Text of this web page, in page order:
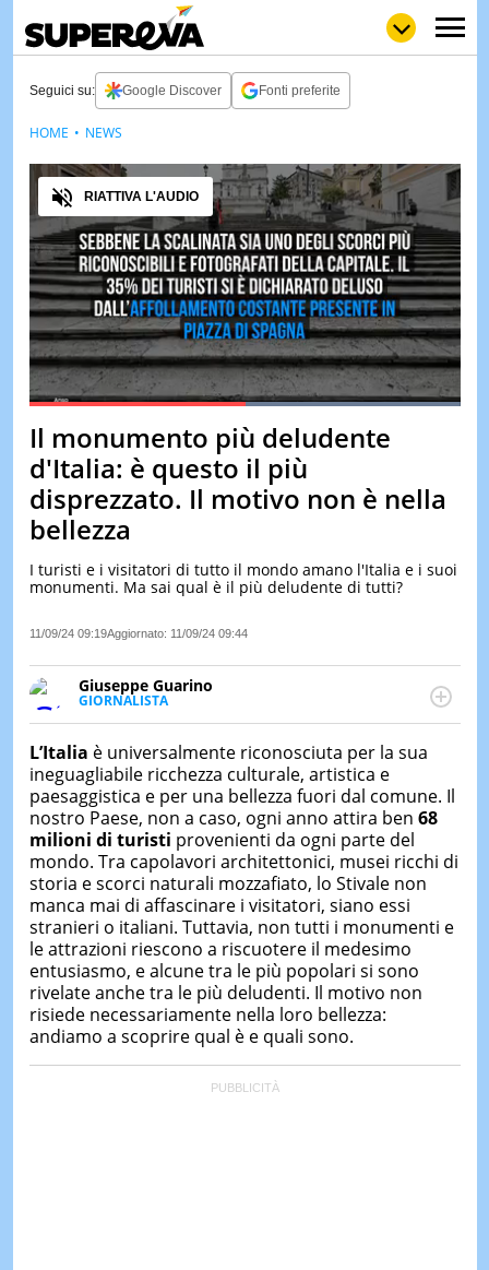
LOLGULP
LOVE
WOW
POP
NEWS
STORIE
VIDEO
& TV
QUIZ
&
TEST
OGGI
IERI
Seguici su: Google Discover Fonti preferite
Pause Unmute
Loaded:100.00%
Audio
RIATTIVA L'AUDIO
Il monumento più deludente
d'Italia: è questo il più
disprezzato. Il motivo non è nella
bellezza
I turisti e i visitatori di tutto il mondo amano l'Italia e i suoi
monumenti. Ma sai qual è il più deludente di tutti?
11/09/24 09:19Aggiornato: 11/09/24 09:44
Giuseppe Guarino
GIORNALISTA
Ph(D) in Diritto Comparato e processi di
integrazione e attivo nel campo della ricerca, in
particolare sulla Storia contemporanea di America
Latina e Spagna. Collabora con numerose testate ed
è presidente dell'Associazione Culturale "La
Biblioteca del Sannio".
HOME NEWS
L’Italia è universalmente riconosciuta per la sua
ineguagliabile ricchezza culturale, artistica e
paesaggistica e per una bellezza fuori dal comune. Il
nostro Paese, non a caso, ogni anno attira ben 68
milioni di turisti provenienti da ogni parte del
mondo. Tra capolavori architettonici, musei ricchi di
storia e scorci naturali mozzafiato, lo Stivale non
manca mai di affascinare i visitatori, siano essi
stranieri o italiani. Tuttavia, non tutti i monumenti e
le attrazioni riescono a riscuotere il medesimo
entusiasmo, e alcune tra le più popolari si sono
rivelate anche tra le più deludenti. Il motivo non
risiede necessariamente nella loro bellezza:
andiamo a scoprire qual è e quali sono.